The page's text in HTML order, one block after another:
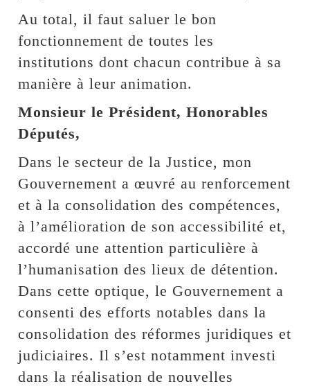
Au total, il faut saluer le bon
fonctionnement de toutes les
institutions dont chacun contribue à sa
manière à leur animation.
Monsieur le Président, Honorables
Députés,
Dans le secteur de la Justice, mon
Gouvernement a œuvré au renforcement
et à la consolidation des compétences,
à l’amélioration de son accessibilité et,
accordé une attention particulière à
l’humanisation des lieux de détention.
Dans cette optique, le Gouvernement a
consenti des efforts notables dans la
consolidation des réformes juridiques et
judiciaires. Il s’est notamment investi
dans la réalisation de nouvelles